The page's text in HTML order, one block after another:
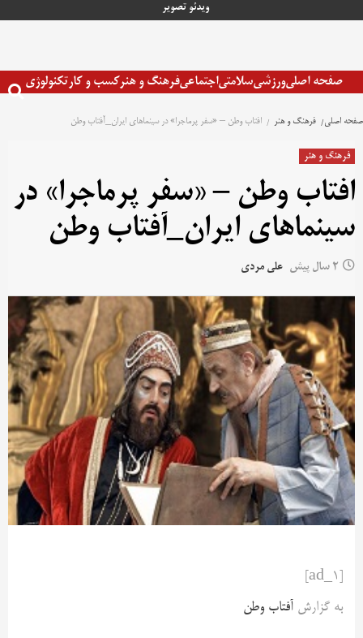
ویدئو تصویر
صفحه اصلیورزشیسلامتیاجتماعیفرهنگ و هنرکسب و کارتکنولوژی
صفحه اصلی فرهنگ و هنر افتاب وطن – «سفر پرماجرا» در سینماهای ایران_آفتاب وطن
فرهنگ و هنر
افتاب وطن – «سفر پرماجرا» در
سینماهای ایران_آفتاب وطن
2 سال پیش علی مردی
به گزارش آفتاب وطن